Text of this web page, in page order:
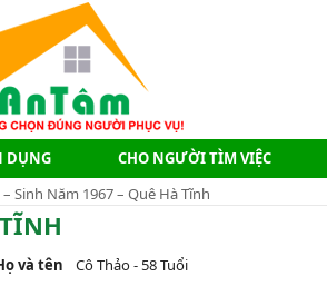
DỤNG CHO NGƯỜI TÌM VIỆC
Sinh Năm 1967 – Quê Hà Tĩnh
và tên Cô Thảo - 58 Tuổi